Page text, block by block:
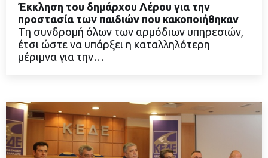
ΔΙΑΒΑΣΤΕ ΠΕΡΙΣΣΟΤΕΡΑ
Έκκληση του δημάρχου Λέρου για την
προστασία των παιδιών που κακοποιήθηκαν
Tη συνδρομή όλων των αρμόδιων υπηρεσιών,
έτσι ώστε να υπάρξει η καταλληλότερη
μέριμνα για την…